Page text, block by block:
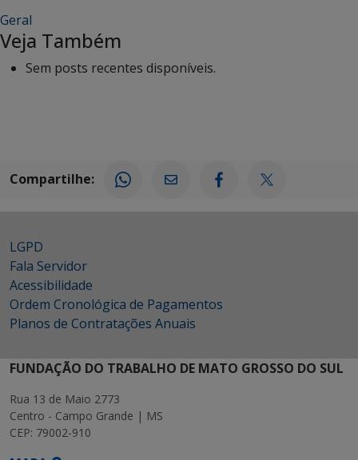
Geral
Veja Também
Sem posts recentes disponíveis.
Compartilhe:
LGPD
Fala Servidor
Acessibilidade
Ordem Cronológica de Pagamentos
Planos de Contratações Anuais
FUNDAÇÃO DO TRABALHO DE MATO GROSSO DO SUL
Rua 13 de Maio 2773
Centro - Campo Grande | MS
CEP: 79002-910